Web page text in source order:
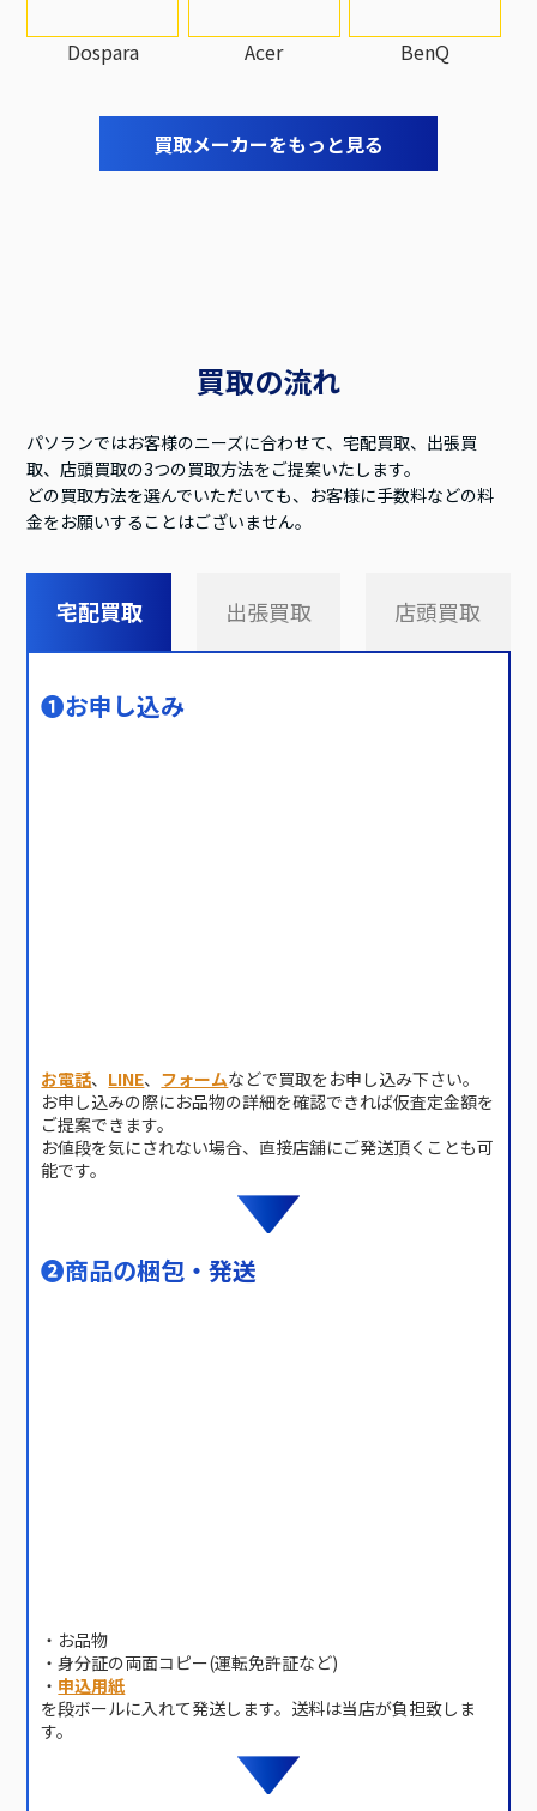
Dospara Acer BenQ
買取メーカーをもっと見る
買取の流れ
パソランではお客様のニーズに合わせて、宅配買取、出張買
取、店頭買取の3つの買取方法をご提案いたします。
どの買取方法を選んでいただいても、お客様に手数料などの料
金をお願いすることはございません。
宅配買取 出張買取 店頭買取
❶お申し込み
お電話、 LINE、 フォームなどで買取をお申し込み下さい。
お申し込みの際にお品物の詳細を確認できれば仮査定金額を
ご提案できます。
お値段を気にされない場合、直接店舗にご発送頂くことも可
能です。
❷商品の梱包・発送
・お品物
・身分証の両面コピー(運転免許証など)
・ 申込用紙
を段ボールに入れて発送します。送料は当店が負担致しま
す。